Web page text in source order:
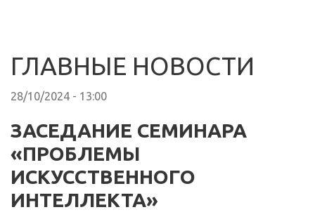
ГЛАВНЫЕ НОВОСТИ
28/10/2024 - 13:00
ЗАСЕДАНИЕ СЕМИНАРА
«ПРОБЛЕМЫ
ИСКУССТВЕННОГО
ИНТЕЛЛЕКТА»